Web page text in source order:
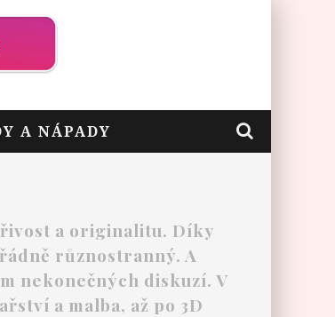
A NÁPADY
a originalitu. Díky
různostranný. A
nekonečných diskuzí. V
a malba, až po 3D